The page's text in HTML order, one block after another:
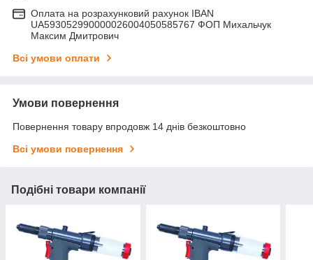
Оплата на розрахунковий рахунок IBAN
UA593052990000026004050585767 ФОП Михальчук
Максим Дмитрович
Всі умови оплати
Умови повернення
Повернення товару впродовж 14 днів безкоштовно
Всі умови повернення
Подібні товари компанії